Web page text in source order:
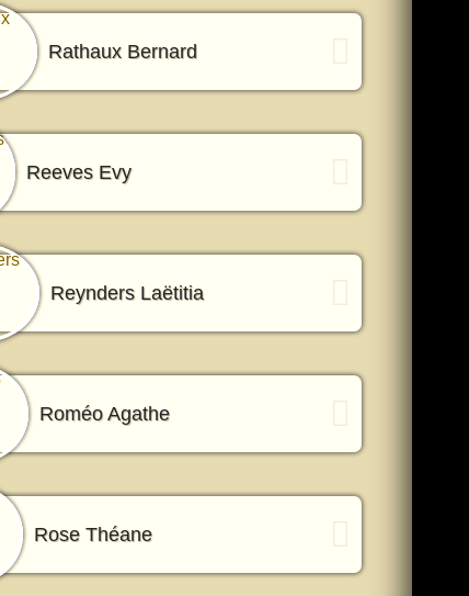
Rathaux Bernard
Reeves Evy
Reynders Laëtitia
Roméo Agathe
Rose Théane